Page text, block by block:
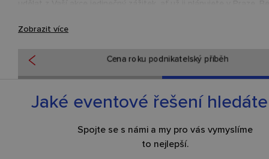
Zobrazit více
Cena roku podnikatelský příběh
Jaké eventové řešení
Spojte se s námi a my pro vás vymyslíme
to nejlepší.